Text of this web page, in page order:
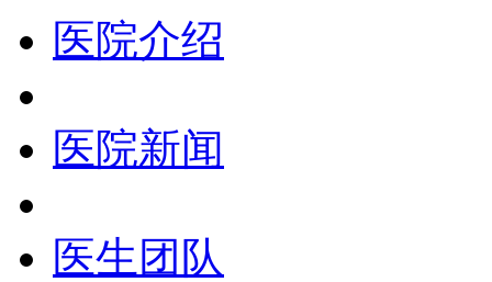
医院介绍
医院新闻
医生团队